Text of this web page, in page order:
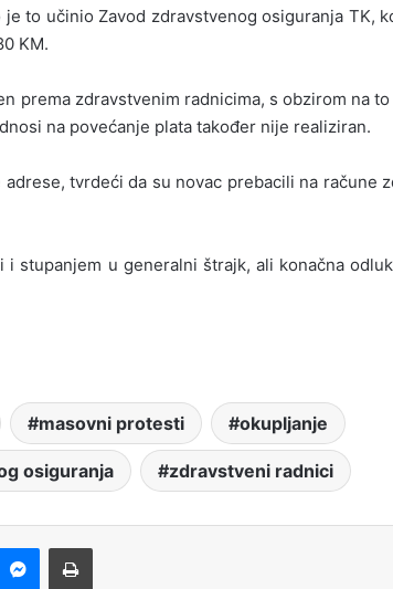
to učinio Zavod zdravstvenog osiguranja TK,
KM.
prema zdravstvenim radnicima, s obzirom na
na povećanje plata također nije realiziran.
tvrdeći da su novac prebacili na račune
stupanjem u generalni štrajk, ali konačna
masovni protesti okupljanje
osiguranja zdravstveni radnici